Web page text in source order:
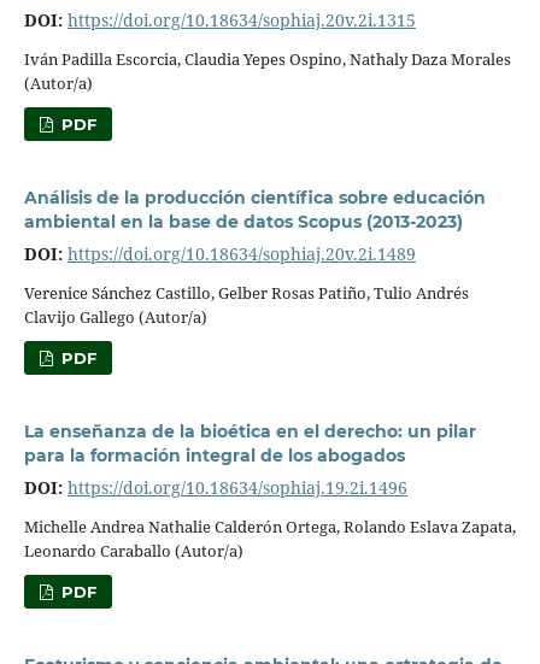
DOI: https://doi.org/10.18634/sophiaj.20v.2i.1315
Iván Padilla Escorcia, Claudia Yepes Ospino, Nathaly Daza Morales
(Autor/a)
PDF
Análisis de la producción científica sobre educación
ambiental en la base de datos Scopus (2013-2023)
DOI: https://doi.org/10.18634/sophiaj.20v.2i.1489
Verenice Sánchez Castillo, Gelber Rosas Patiño, Tulio Andrés
Clavijo Gallego (Autor/a)
PDF
La enseñanza de la bioética en el derecho: un pilar
para la formación integral de los abogados
DOI: https://doi.org/10.18634/sophiaj.19.2i.1496
Michelle Andrea Nathalie Calderón Ortega, Rolando Eslava Zapata,
Leonardo Caraballo (Autor/a)
PDF